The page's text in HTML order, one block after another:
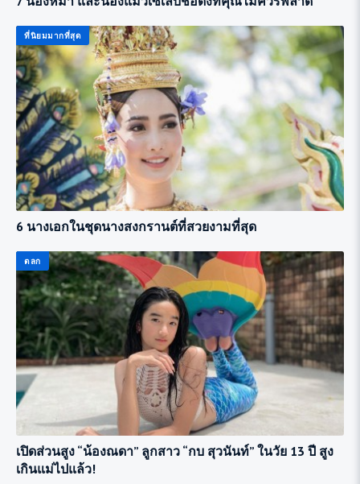
ที่นิยมมากที่สุด
6 นางเอกในชุดนางสงกรานต์ที่สวยงามที่สุด
ตลก
เปิดส่วนสูง “น้องณดา” ลูกสาว “กบ สุวนันท์” ในวัย 13 ปี สูง
เกินแม่ไปแล้ว!